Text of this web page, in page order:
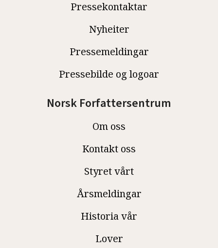
Pressekontaktar
Nyheiter
Pressemeldingar
Pressebilde og logoar
Norsk Forfattersentrum
Om oss
Kontakt oss
Styret vårt
Årsmeldingar
Historia vår
Lover